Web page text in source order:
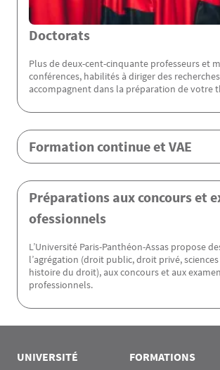
Doctorats
Plus de deux-cent-cinquante professeurs et
conférences, habilités à diriger des
accompagnent dans la préparation de votre
Formation continue et VAE
Préparations aux concours et
ofessionnels
L’Université Paris-Panthéon-Assas propose
l’agrégation (droit public, droit privé,
histoire du droit), aux concours et aux
professionnels.
UNIVERSITÉ FORMATIONS